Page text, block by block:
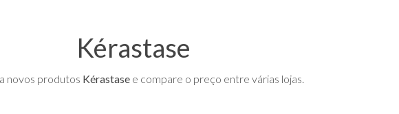
Kérastase
novos produtos Kérastase e compare o preço entre várias lojas.